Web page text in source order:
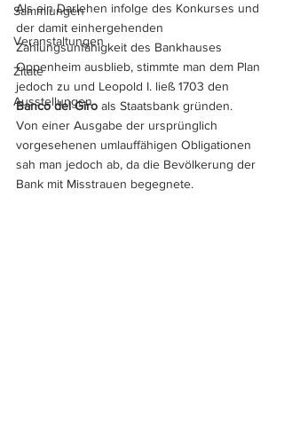
Sammlungen
Veranstaltungen
Zitate
Ausstellungen
Als ein Darlehen infolge des Konkurses und
der damit einhergehenden
Zahlungsunfähigkeit des Bankhauses
Oppenheim ausblieb, stimmte man dem Plan
jedoch zu und Leopold I. ließ 1703 den
Banco del Giro als Staatsbank gründen.
Von einer Ausgabe der ursprünglich
vorgesehenen umlauffähigen Obligationen
sah man jedoch ab, da die Bevölkerung der
Bank mit Misstrauen begegnete.